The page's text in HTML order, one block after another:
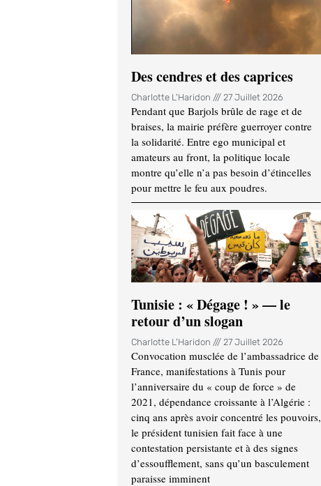
Des cendres et des caprices
Charlotte L'Haridon 27 Juillet 2026
Pendant que Barjols brûle de rage et de
braises, la mairie préfère guerroyer contre
la solidarité. Entre ego municipal et
amateurs au front, la politique locale
montre qu’elle n’a pas besoin d’étincelles
pour mettre le feu aux poudres.
Tunisie : « Dégage ! » — le
retour d’un slogan
Charlotte L'Haridon 27 Juillet 2026
Convocation musclée de l’ambassadrice de
France, manifestations à Tunis pour
l’anniversaire du « coup de force » de
2021, dépendance croissante à l’Algérie :
cinq ans après avoir concentré les pouvoirs,
le président tunisien fait face à une
contestation persistante et à des signes
d’essoufflement, sans qu’un basculement
paraisse imminent